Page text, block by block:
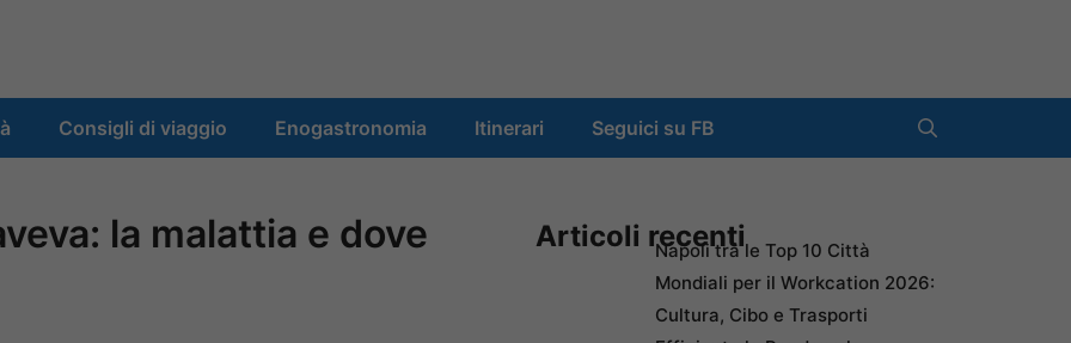
Consigli di viaggio Enogastronomia Itinerari Seguici su FB
la malattia e dove
Articoli recentiNapoli tra le Top 10 Città
Mondiali per il Workcation 2026:
Cultura, Cibo e Trasporti